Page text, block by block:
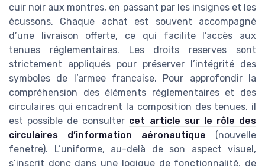
cuir noir aux montres, en passant par les insignes et les
écussons. Chaque achat est souvent accompagné
d’une livraison offerte, ce qui facilite l’accès aux
tenues réglementaires. Les droits reserves sont
strictement appliqués pour préserver l’intégrité des
symboles de l’armee francaise. Pour approfondir la
compréhension des éléments réglementaires et des
circulaires qui encadrent la composition des tenues, il
est possible de consulter cet article sur le rôle des
circulaires d’information aéronautique (nouvelle
fenetre). L’uniforme, au-delà de son aspect visuel,
s’inscrit donc dans une logique de fonctionnalité, de